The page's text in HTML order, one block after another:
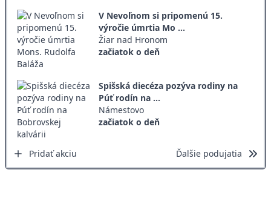
V Nevoľnom si pripomenú 15.
výročie úmrtia Mo ...
Žiar nad Hronom
začiatok o deň
Spišská diecéza pozýva rodiny na
Púť rodín na ...
Námestovo
začiatok o deň
Pridať akciu Ďalšie podujatia